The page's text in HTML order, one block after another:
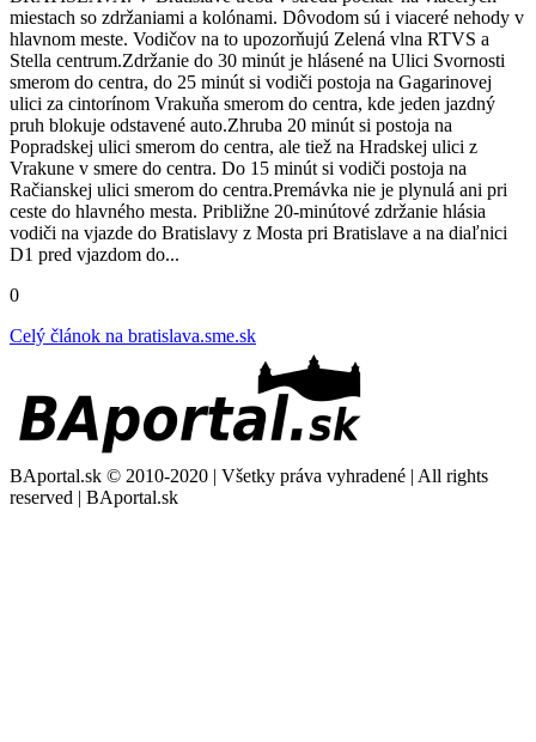
miestach so zdržaniami a kolónami. Dôvodom sú i viaceré nehody v
hlavnom meste. Vodičov na to upozorňujú Zelená vlna RTVS a
Stella centrum.Zdržanie do 30 minút je hlásené na Ulici Svornosti
smerom do centra, do 25 minút si vodiči postoja na Gagarinovej
ulici za cintorínom Vrakuňa smerom do centra, kde jeden jazdný
pruh blokuje odstavené auto.Zhruba 20 minút si postoja na
Popradskej ulici smerom do centra, ale tiež na Hradskej ulici z
Vrakune v smere do centra. Do 15 minút si vodiči postoja na
Račianskej ulici smerom do centra.Premávka nie je plynulá ani pri
ceste do hlavného mesta. Približne 20-minútové zdržanie hlásia
vodiči na vjazde do Bratislavy z Mosta pri Bratislave a na diaľnici
D1 pred vjazdom do...
0
Celý článok na bratislava.sme.sk
BAportal.sk © 2010-2020 | Všetky práva vyhradené | All rights
reserved | BAportal.sk